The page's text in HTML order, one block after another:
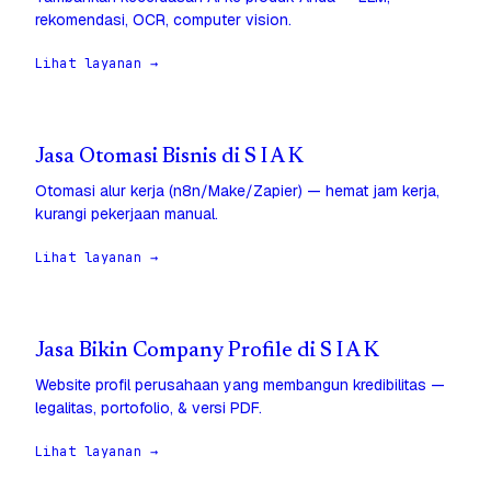
rekomendasi, OCR, computer vision.
Lihat layanan →
Jasa Otomasi Bisnis di S I A K
Otomasi alur kerja (n8n/Make/Zapier) — hemat jam kerja,
kurangi pekerjaan manual.
Lihat layanan →
Jasa Bikin Company Profile di S I A K
Website profil perusahaan yang membangun kredibilitas —
legalitas, portofolio, & versi PDF.
Lihat layanan →